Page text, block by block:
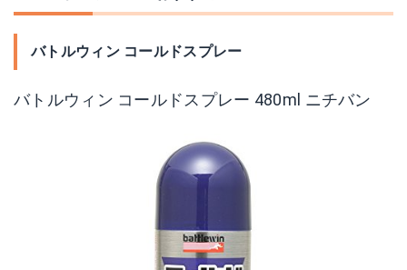
バトルウィン コールドスプレー
バトルウィン コールドスプレー 480ml ニチバン